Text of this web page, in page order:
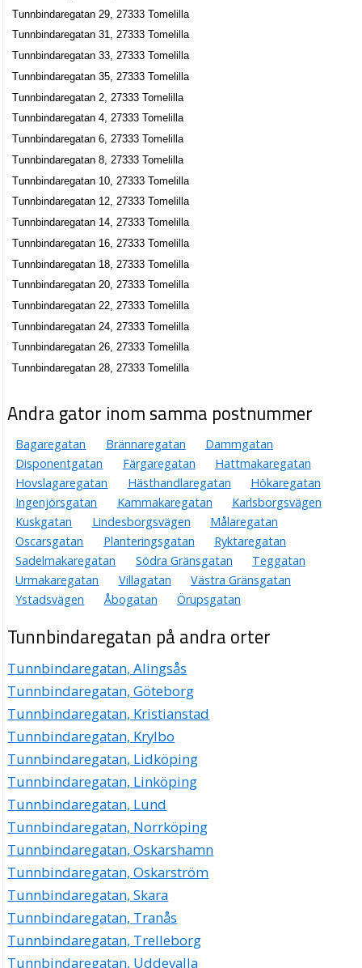
Tunnbindaregatan 29, 27333 Tomelilla
Tunnbindaregatan 31, 27333 Tomelilla
Tunnbindaregatan 33, 27333 Tomelilla
Tunnbindaregatan 35, 27333 Tomelilla
Tunnbindaregatan 2, 27333 Tomelilla
Tunnbindaregatan 4, 27333 Tomelilla
Tunnbindaregatan 6, 27333 Tomelilla
Tunnbindaregatan 8, 27333 Tomelilla
Tunnbindaregatan 10, 27333 Tomelilla
Tunnbindaregatan 12, 27333 Tomelilla
Tunnbindaregatan 14, 27333 Tomelilla
Tunnbindaregatan 16, 27333 Tomelilla
Tunnbindaregatan 18, 27333 Tomelilla
Tunnbindaregatan 20, 27333 Tomelilla
Tunnbindaregatan 22, 27333 Tomelilla
Tunnbindaregatan 24, 27333 Tomelilla
Tunnbindaregatan 26, 27333 Tomelilla
Tunnbindaregatan 28, 27333 Tomelilla
Andra gator inom samma postnummer
Bagaregatan Brännaregatan
Dammgatan
Disponentgatan
Färgaregatan
Hattmakaregatan
Hovslagaregatan
Hästhandlaregatan
Hökaregatan
Ingenjörsgatan
Kammakaregatan
Karlsborgsvägen
Kuskgatan
Lindesborgsvägen
Målaregatan
Oscarsgatan
Planteringsgatan
Ryktaregatan
Sadelmakaregatan
Södra Gränsgatan
Teggatan
Urmakaregatan
Villagatan
Västra Gränsgatan
Ystadsvägen
Åbogatan Örupsgatan
Tunnbindaregatan på andra orter
Tunnbindaregatan, Alingsås
Tunnbindaregatan, Göteborg
Tunnbindaregatan, Kristianstad
Tunnbindaregatan, Krylbo
Tunnbindaregatan, Lidköping
Tunnbindaregatan, Linköping
Tunnbindaregatan, Lund
Tunnbindaregatan, Norrköping
Tunnbindaregatan, Oskarshamn
Tunnbindaregatan, Oskarström
Tunnbindaregatan, Skara
Tunnbindaregatan, Tranås
Tunnbindaregatan, Trelleborg
Tunnbindaregatan, Uddevalla